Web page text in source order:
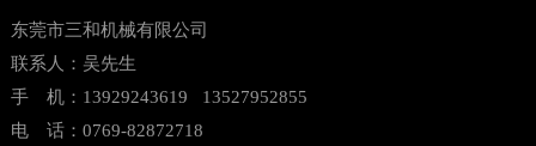
东莞市三和机械有限公司
联系人：吴先生
手 机：13929243619 13527952855
电 话：0769-82872718